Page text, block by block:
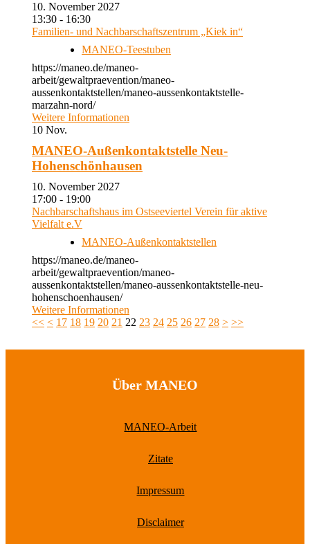
10. November 2027
13:30 - 16:30
Familien- und Nachbarschaftszentrum „Kiek in“
MANEO-Teestuben
https://maneo.de/maneo-
arbeit/gewaltpraevention/maneo-
aussenkontaktstellen/maneo-aussenkontaktstelle-
marzahn-nord/
Weitere Informationen
10 Nov.
MANEO-Außenkontaktstelle Neu-
Hohenschönhausen
10. November 2027
17:00 - 19:00
Nachbarschaftshaus im Ostseeviertel Verein für aktive
Vielfalt e.V
MANEO-Außenkontaktstellen
https://maneo.de/maneo-
arbeit/gewaltpraevention/maneo-
aussenkontaktstellen/maneo-aussenkontaktstelle-neu-
hohenschoenhausen/
Weitere Informationen
<< < 17 18 19 20 21 22 23 24 25 26 27 28 > >>
Über MANEO
MANEO-Arbeit
Zitate
Impressum
Disclaimer